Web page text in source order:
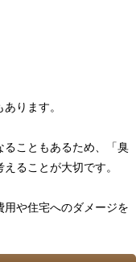
ります。
ることもあるため、「臭
ることが大切です。
や住宅へのダメージを